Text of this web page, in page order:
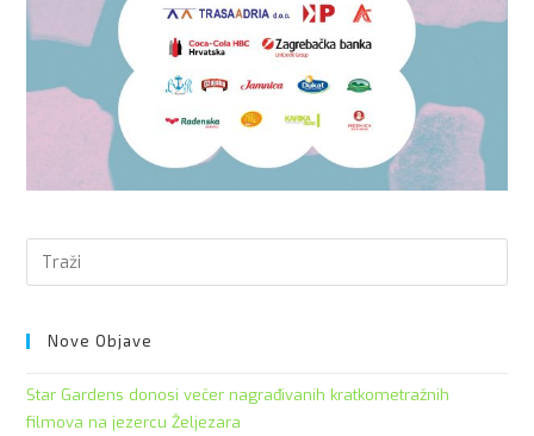
Nove Objave
Star Gardens donosi večer nagrađivanih kratkometražnih
filmova na jezercu Željezara